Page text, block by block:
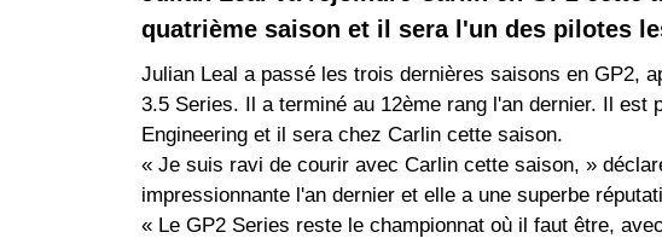
quatrième saison et il sera l'un des pilotes
Julian Leal a passé les trois dernières saisons en GP2,
3.5 Series. Il a terminé au 12ème rang l'an dernier. Il est
Engineering et il sera chez Carlin cette saison.
« Je suis ravi de courir avec Carlin cette saison, »
impressionnante l'an dernier et elle a une superbe
« Le GP2 Series reste le championnat où il faut être,